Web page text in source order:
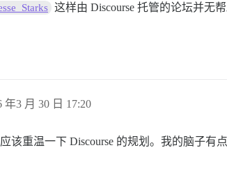
这样由 Discourse 托管的论坛并无
年3 月 30 日 17:20
该重温一下 Discourse 的规划。我的脑子有点